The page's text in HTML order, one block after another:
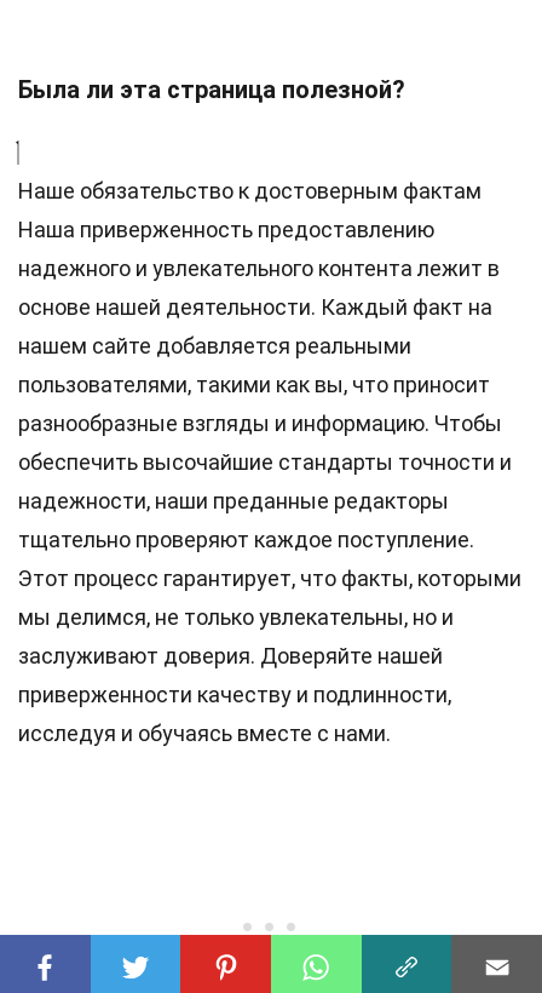
Была ли эта страница полезной?
Наше обязательство к достоверным фактам
Наша приверженность предоставлению
надежного и увлекательного контента лежит в
основе нашей деятельности. Каждый факт на
нашем сайте добавляется реальными
пользователями, такими как вы, что приносит
разнообразные взгляды и информацию. Чтобы
обеспечить высочайшие стандарты точности и
надежности, наши преданные редакторы
тщательно проверяют каждое поступление.
Этот процесс гарантирует, что факты, которыми
мы делимся, не только увлекательны, но и
заслуживают доверия. Доверяйте нашей
приверженности качеству и подлинности,
исследуя и обучаясь вместе с нами.